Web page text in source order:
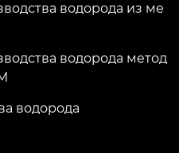
водорода из ме
водорода метод
водорода